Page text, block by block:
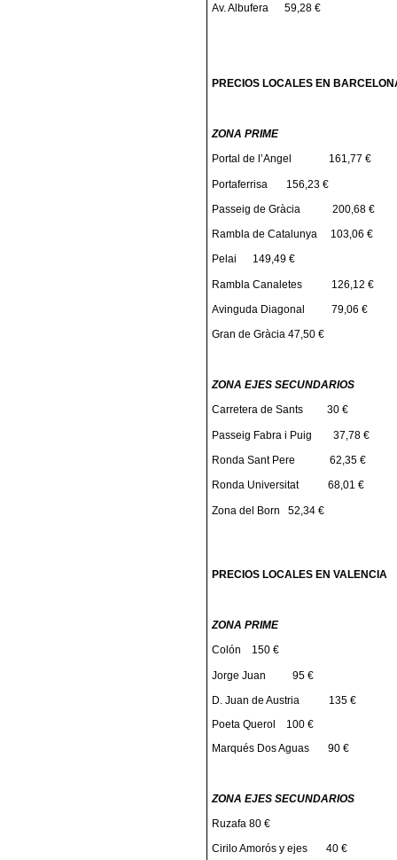
Av. Albufera 59,28 €
PRECIOS LOCALES EN
ZONA PRIME
Portal de l’Angel 161,77 €
Portaferrisa 156,23 €
Passeig de Gràcia 200,68 €
Rambla de Catalunya 103,06 €
Pelai 149,49 €
Rambla Canaletes 126,12 €
Avinguda Diagonal 79,06 €
Gran de Gràcia 47,50 €
ZONA EJES SECUNDARIOS
Carretera de Sants 30 €
Passeig Fabra i Puig 37,78 €
Ronda Sant Pere 62,35 €
Ronda Universitat68,01 €
Zona del Born 52,34 €
PRECIOS LOCALES EN VALENCIA
ZONA PRIME
Colón 150 €
Jorge Juan 95 €
D. Juan de Austria 135 €
Poeta Querol
100 €
Marqués Dos Aguas 90 €
ZONA EJES SECUNDARIOS
Ruzafa 80 €
Cirilo Amorós y ejes 40 €